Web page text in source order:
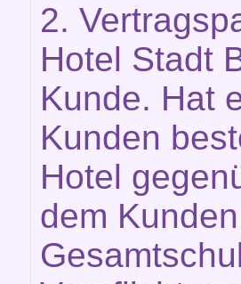
2.
Hotel Stadt
Kunde. Hat
Kunden
Hotel
dem